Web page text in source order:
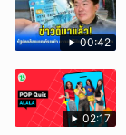
00:42
02:17